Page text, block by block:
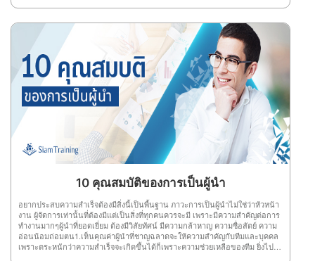
หมายของการฟังมี 3 อย่าง คือ ฟังเพื่อความเพลิดเพลิน , ฟังเพื่อความรู้ , ฟังเพื่อให้
“ความสำเร็จ”ต้องตั้งใจฟังเพื่อความรู้ และตักตวงความรู้จากการฟังให้มากที่สุด ถ้า
ความจำไม่ค่อยดี ก็ใช้วิธีจดบันทึก เพื่อเก็บความรู้ให้มากที่สุด 2.มีความพร้อมการ
ที่คุณมีความพร้อม ต้องมีความพร้อมทั้งร่างกายและจิตใจ ตลอดจนมีความพร้อม
ทางสติปัญญา พร้อมทางร่างกาย เช่น สุขภาพทางร่างกายเป็นปกติ ไม่เหนื่อย
ไม่อิดโรย และต้องพร้อมทางจิตใจด้วย เพื่อให้เวลาฟังสัมมนาจะได้มีสติฟังอย่าง
เข้าใจ แล้วทุกอย่างจะดีเอง 3.ฟังโดยมีสมาธิสมาธิ คือ สิ่งที่สำคัญสำหรับทุกสิ่งทุก
อย่าง ซึ่งการฟังโดยมีสมาธิ หมายถึง ฟังด้วยความตั้งใจจดจ่ออยู่กับเรื่องที่ฟัง ไม่
ปล่อยจิตใจให้เลื่อนลอยไปที่อื่น ไม่เช่นนั้น ความรู้ที่คุณจะได้รับกลายเป็นศูนย์
อย่างแน่นอน 4.กระตือรือร้นใครที่ฟังสัมมนาความรู้มีความกระตือรือร้น มักจะ
เป็นผู้ฟังที่มองเห็นประโยชน์หรือเห็นคุณค่า จึงสนใจฟังเรื่องนั้นจริงๆ ซึ่งความ
กระตือรือร้นส่งผลดี ทำให้จิตใจ และความตั้งใจที่จะเก็บเกี่ยวความรู้ได้มากที่สุด
ไม่เพียงเท่านี้ ยังทำให้สมองเปิดรับความรู้ได้จำนวนมากอีกด้วย 5.ไม่มีอคติคนที่มี
อคติ ย่อมทำให้จิตใจร้อน ปิดการรับฟัง ซึ่งไม่เป็นผลดีต่อตัวคุณเลย เพราะถ้าหาก
ต้องการฟังสัมมนาให้เกิดความรู้ และความเข้าใจไม่ว่าคุณจะมีอคติอะไรก็ตามแต่
ต้องปล่อยวาง และแยกะแยะ มุ่งศึกษาหาความรู้ดีกว่า ที่สำคัญการไม่มีอคติต้อง
พิจารณาให้ละเอียดถี่ถ้วน เพื่อไม่ให้เป็นโทษแก่ผู้อื่น 6.มีมารยาทในการฟัง
มารยาทในการฟังที่ดี ต้องรู้จักเคารพผู้พูด และคนรอบข้าง โดยการแสดงความ
กระตือรือร้นที่จะฟัง ตั้งคำถามตามความเหมาะสม ยอมรับฟังความคิดเห็นที่แตก
ต่างกันออกไป และต้องไม่ใช้อารมณ์หรือนิสัยส่วนตัวมาตัดสินเรื่องต่างๆ ในห้อง
สัมมนาด้วย 7.มีความประสงค์ที่แน่นอนเมื่อคุณเลือกที่จะเข้าสัมมนาเพื่อไป
หาความรู้ นั่นคือความประสงค์ของคุณ ดังนั้น ต้องพยายามฟังให้ได้ตามความจุด
หมายมากที่สุด โดยใช้วิจารณญาณเลือกฟังแต่เรื่องที่ควรฟังและหลีกเลี่ยงเรื่องที่
10 คุณสมบัติของการเป็นผู้นำ
อยากประสบความสำเร็จต้องมีสิ่งนี้เป็นพื้นฐาน ภาวะการเป็นผู้นำไม่ใช่ว่าหัวหน้า
งาน ผู้จัดการเท่านั้นที่ต้องมีแต่เป็นสิ่งที่ทุกคนควรจะมี เพราะมีความสำคัญต่อการ
ทำงานมากๆผู้นำที่ยอดเยี่ยม ต้องมีวิสัยทัศน์ มีความกล้าหาญ ความซื่อสัตย์ ความ
อ่อนน้อมถ่อมตน1.เห็นคุณค่าผู้นำที่ชาญฉลาดจะให้ความสำคัญกับทีมและบุคคล
เพราะตระหนักว่าความสำเร็จจะเกิดขึ้นได้ก็เพราะความช่วยเหลือของทีม ยิ่งไป